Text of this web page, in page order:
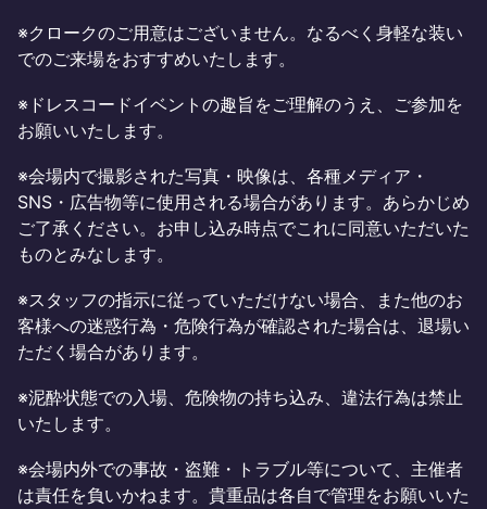
※クロークのご用意はございません。なるべく身軽な装い
でのご来場をおすすめいたします。
※ドレスコードイベントの趣旨をご理解のうえ、ご参加を
お願いいたします。
※会場内で撮影された写真・映像は、各種メディア・
SNS・広告物等に使用される場合があります。あらかじめ
ご了承ください。お申し込み時点でこれに同意いただいた
ものとみなします。
※スタッフの指示に従っていただけない場合、また他のお
客様への迷惑行為・危険行為が確認された場合は、退場い
ただく場合があります。
※泥酔状態での入場、危険物の持ち込み、違法行為は禁止
いたします。
※会場内外での事故・盗難・トラブル等について、主催者
は責任を負いかねます。貴重品は各自で管理をお願いいた